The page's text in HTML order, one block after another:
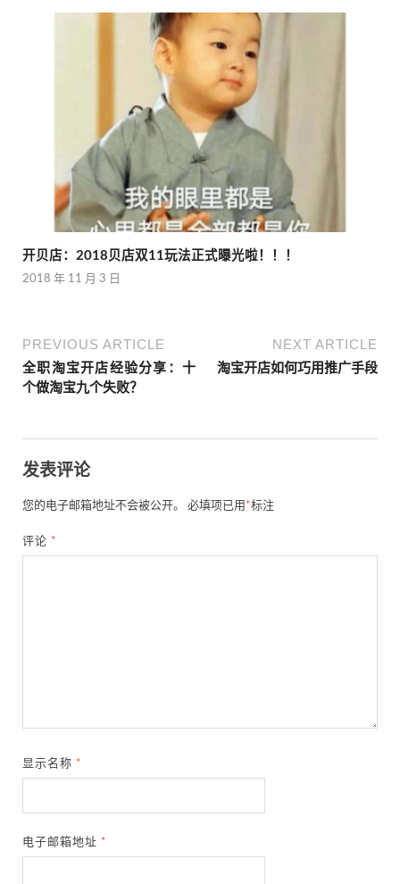
开贝店：2018贝店双11玩法正式曝光啦！！！
2018 年 11 月 3 日
PREVIOUS ARTICLE
全职淘宝开店经验分享：十
个做淘宝九个失败？
NEXT ARTICLE
淘宝开店如何巧用推广手段
发表评论
您的电子邮箱地址不会被公开。 必填项已用 *标注
评论 *
显示名称 *
电子邮箱地址 *